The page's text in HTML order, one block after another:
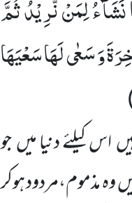
نَشَآءُ لِمَنْ نُّرِیْدُ ثُمَّ
وَ سَعٰى لَهَا سَعْیَهَا
اس کیلئے دنیا میں جو
وہ مذموم،مردود ہوکر